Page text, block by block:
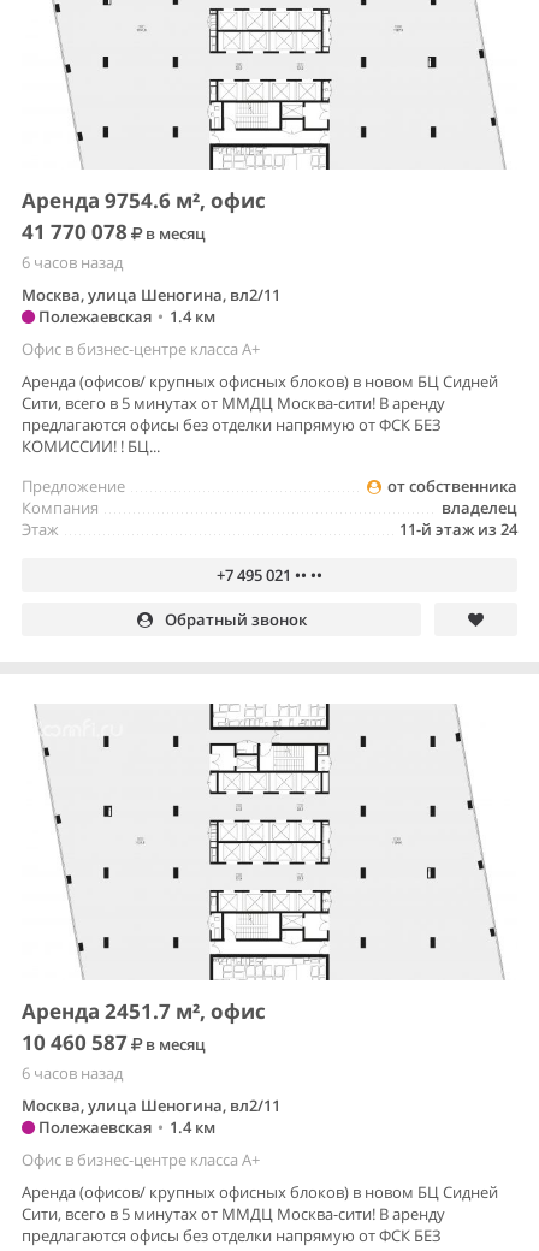
Аренда 9754.6 м², офис
41 770 078
в месяц
6 часов назад
Москва, улица Шеногина, вл2/11
Полежаевская • 1.4 км
Офис в бизнес-центре класса A+
Аренда (офисов/ крупных офисных блоков) в новом БЦ Сидней
Сити, всего в 5 минутах от ММДЦ Москва-сити! В аренду
предлагаются офисы без отделки напрямую от ФСК БЕЗ
КОМИССИИ! ! БЦ...
от собственника
Предложение
владелец
Компания
11-й этаж из 24
Этаж
+7 495 021 •• ••
Обратный звонок
Аренда 2451.7 м², офис
10 460 587
в месяц
6 часов назад
Москва, улица Шеногина, вл2/11
Полежаевская • 1.4 км
Офис в бизнес-центре класса A+
Аренда (офисов/ крупных офисных блоков) в новом БЦ Сидней
Сити, всего в 5 минутах от ММДЦ Москва-сити! В аренду
предлагаются офисы без отделки напрямую от ФСК БЕЗ